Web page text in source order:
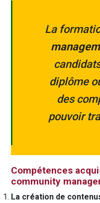
La
diplôme
des
pouvoir
Compétences
community
La création de